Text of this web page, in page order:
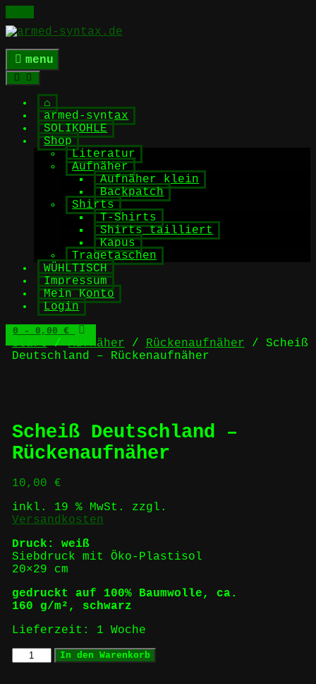
Skip
to
content
menu
⌂
armed-syntax
SOLIKOHLE
Shop
Literatur
Aufnäher
Aufnäher klein
Backpatch
Shirts
T-Shirts
Shirts tailliert
Kapus
Tragetaschen
WÜHLTISCH
Impressum
Mein Konto
Login
0 - 0,00 €
Start/Aufnäher / Rückenaufnäher / Scheiß
Deutschland – Rückenaufnäher
Scheiß Deutschland –
Rückenaufnäher
10,00 €
inkl. 19 % MwSt.
zzgl.
Versandkosten
Druck: weiß
Siebdruck mit Öko-Plastisol
20×29 cm
gedruckt auf 100% Baumwolle, ca.
160 g/m², schwarz
Lieferzeit: 1 Woche
Scheiß
Deutschland
In den Warenkorb